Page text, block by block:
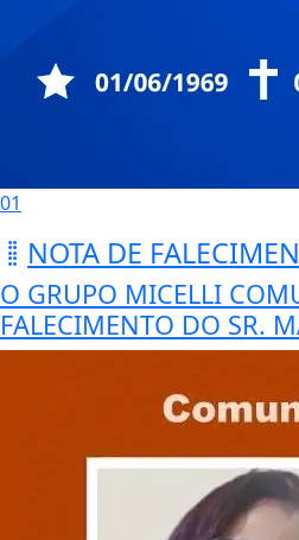
01
NOTA DE
O GRUPO MICELLI
FALECIMENTO DO SR.